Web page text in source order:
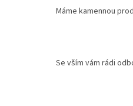
Máme kamennou
Se vším vám rádi